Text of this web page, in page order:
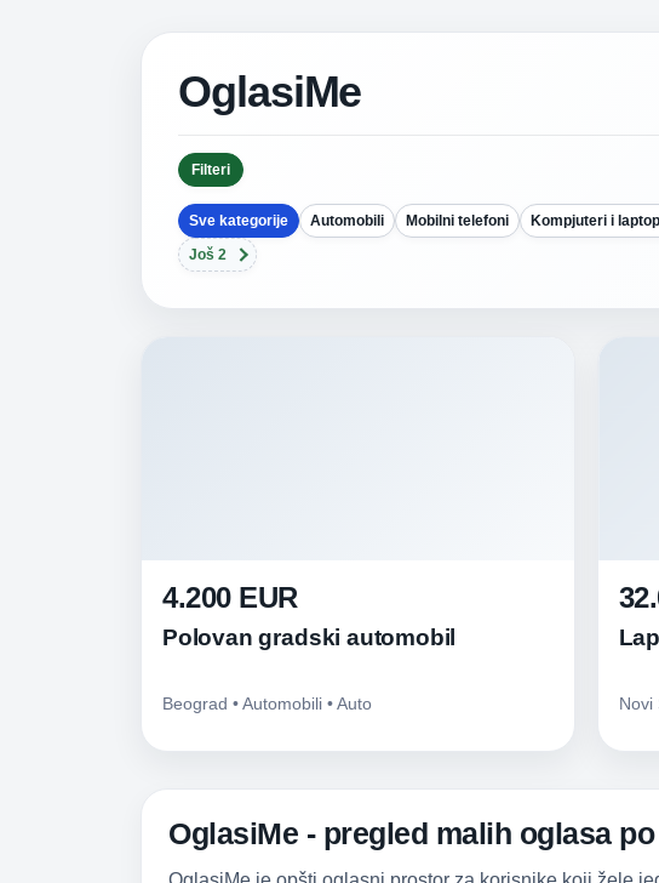
OglasiMe
Filteri
Sve kategorije Automobili Mobilni telefoni Kompjuteri i
Još 2
4.200 EUR
Polovan gradski automobil
Beograd • Automobili • Auto Novi
OglasiMe - pregled malih oglasa